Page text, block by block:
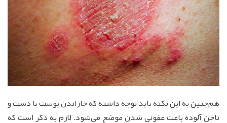
هم‌چنین به این نکته باید توجه داشته که خاراندن پوست با دست و
ناخن آلوده باعث عفونی شدن موضع می‌شود. لازم به ذکر است که